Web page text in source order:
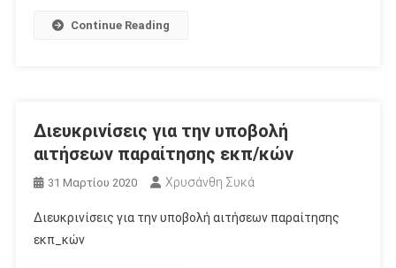
Continue Reading
Διευκρινίσεις για την υποβολή
αιτήσεων παραίτησης εκπ/κών
31 Μαρτίου 2020 Χρυσάνθη Συκά
Διευκρινίσεις για την υποβολή αιτήσεων παραίτησης
εκπ_κών